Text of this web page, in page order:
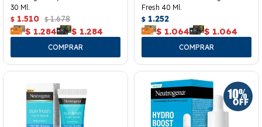
30 Ml.
$ 1.510 $ 1.678
$ 1.284 $ 1.284
Fresh 40 Ml.
$ 1.252
$ 1.064 $ 1.064